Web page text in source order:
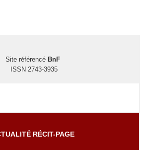
Site référencé BnF
ISSN 2743-3935
RÉCIT-PAGE